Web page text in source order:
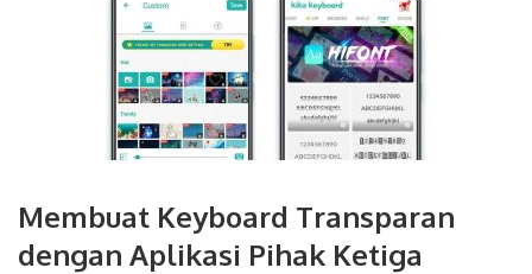
Membuat Keyboard Transparan
dengan Aplikasi Pihak Ketiga